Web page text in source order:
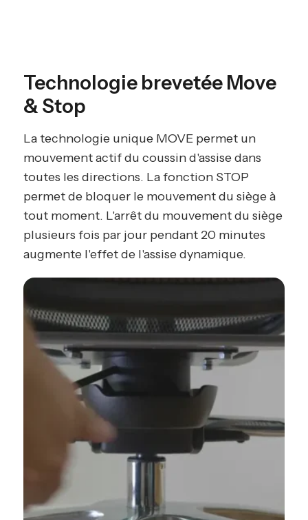
Technologie brevetée Move
& Stop
La technologie unique MOVE permet un
mouvement actif du coussin d'assise dans
toutes les directions. La fonction STOP
permet de bloquer le mouvement du siège à
tout moment. L'arrêt du mouvement du siège
plusieurs fois par jour pendant 20 minutes
augmente l'effet de l'assise dynamique.